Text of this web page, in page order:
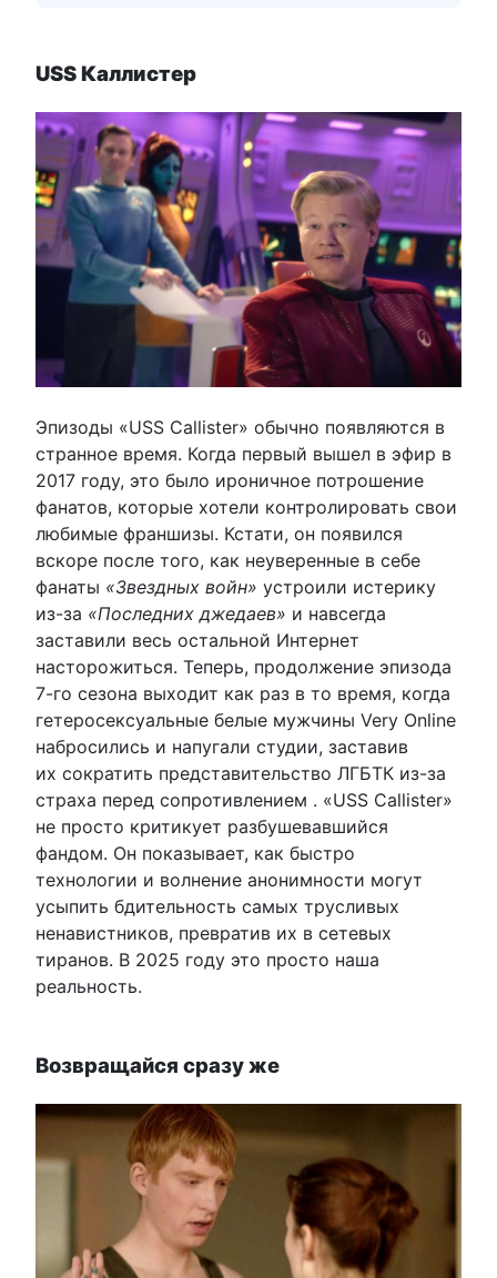
USS Каллистер
Эпизоды «USS Callister» обычно появляются в
странное время. Когда первый вышел в эфир в
2017 году, это было ироничное потрошение
фанатов, которые хотели контролировать свои
любимые франшизы. Кстати, он появился
вскоре после того, как неуверенные в себе
фанаты «Звездных войн» устроили истерику
из-за «Последних джедаев» и навсегда
заставили весь остальной Интернет
насторожиться. Теперь, продолжение эпизода
7-го сезона выходит как раз в то время, когда
гетеросексуальные белые мужчины Very Online
набросились и напугали студии, заставив
их сократить представительство ЛГБТК из-за
страха перед сопротивлением . «USS Callister»
не просто критикует разбушевавшийся
фандом. Он показывает, как быстро
технологии и волнение анонимности могут
усыпить бдительность самых трусливых
ненавистников, превратив их в сетевых
тиранов. В 2025 году это просто наша
реальность.
Возвращайся сразу же